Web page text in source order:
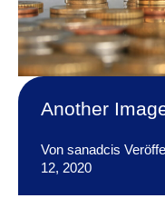
Another
Von sanadcis
12, 2020